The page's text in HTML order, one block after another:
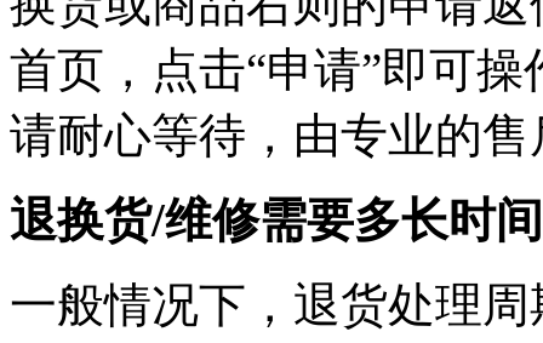
首页，点击“申请”即可
请耐心等待，由专业的
退换货/维修需要多长时
一般情况下，退货处理